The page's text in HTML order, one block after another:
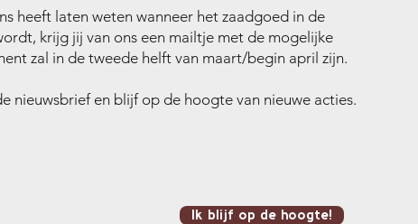
heeft laten weten wanneer het zaadgoed in de
krijg jij van ons een mailtje met de mogelijke
zal in de tweede helft van maart/begin april zijn.
nieuwsbrief en blijf op de hoogte van nieuwe acties.
Ik blijf op de hoogte!